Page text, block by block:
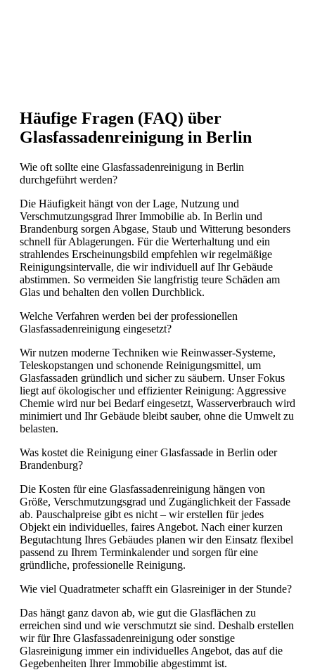
Häufige Fragen (FAQ) über
Glasfassadenreinigung in Berlin
Wie oft sollte eine Glasfassadenreinigung in Berlin
durchgeführt werden?
Die Häufigkeit hängt von der Lage, Nutzung und
Verschmutzungsgrad Ihrer Immobilie ab. In Berlin und
Brandenburg sorgen Abgase, Staub und Witterung besonders
schnell für Ablagerungen. Für die Werterhaltung und ein
strahlendes Erscheinungsbild empfehlen wir regelmäßige
Reinigungsintervalle, die wir individuell auf Ihr Gebäude
abstimmen. So vermeiden Sie langfristig teure Schäden am
Glas und behalten den vollen Durchblick.
Welche Verfahren werden bei der professionellen
Glasfassadenreinigung eingesetzt?
Wir nutzen moderne Techniken wie Reinwasser-Systeme,
Teleskopstangen und schonende Reinigungsmittel, um
Glasfassaden gründlich und sicher zu säubern. Unser Fokus
liegt auf ökologischer und effizienter Reinigung: Aggressive
Chemie wird nur bei Bedarf eingesetzt, Wasserverbrauch wird
minimiert und Ihr Gebäude bleibt sauber, ohne die Umwelt zu
belasten.
Was kostet die Reinigung einer Glasfassade in Berlin oder
Brandenburg?
Die Kosten für eine Glasfassadenreinigung hängen von
Größe, Verschmutzungsgrad und Zugänglichkeit der Fassade
ab. Pauschalpreise gibt es nicht – wir erstellen für jedes
Objekt ein individuelles, faires Angebot. Nach einer kurzen
Begutachtung Ihres Gebäudes planen wir den Einsatz flexibel
passend zu Ihrem Terminkalender und sorgen für eine
gründliche, professionelle Reinigung.
Wie viel Quadratmeter schafft ein Glasreiniger in der Stunde?
Das hängt ganz davon ab, wie gut die Glasflächen zu
erreichen sind und wie verschmutzt sie sind. Deshalb erstellen
wir für Ihre Glasfassadenreinigung oder sonstige
Glasreinigung immer ein individuelles Angebot, das auf die
Gegebenheiten Ihrer Immobilie abgestimmt ist.